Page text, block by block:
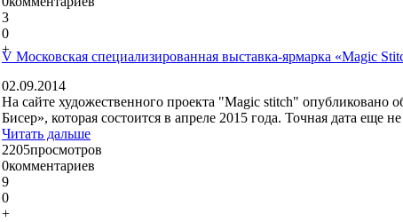
3
0
+
V Московская специализированная выставка-ярмарка «Magic
02.09.2014
На сайте художественного проекта "Magic stitch"
Бисер», которая состоится в апреле 2015 года. Точная дата
Читать дальше
2205просмотров
0комментариев
9
0
+